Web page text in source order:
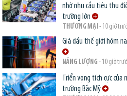
nhờ nhu cầu tiêu thụ
trường lớn
THƯƠNG MẠI - 10 giờ
Giá dầu thế giới hôm
NĂNG LƯỢNG - 10 giờ
Triển vọng tích cực
trường Bắc Mỹ